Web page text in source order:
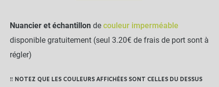
Nuancier et échantillon de couleur imperméable
disponible gratuitement (seul 3.20€ de frais de port sont à
régler)
‼️ NOTEZ QUE LES COULEURS AFFICHÉES SONT CELLES DU DESSUS